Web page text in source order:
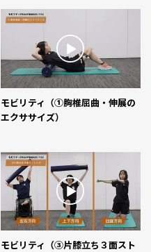
モビリティ（①胸椎屈曲・伸展の
エクササイズ）
モビリティ（③片膝立ち３面スト